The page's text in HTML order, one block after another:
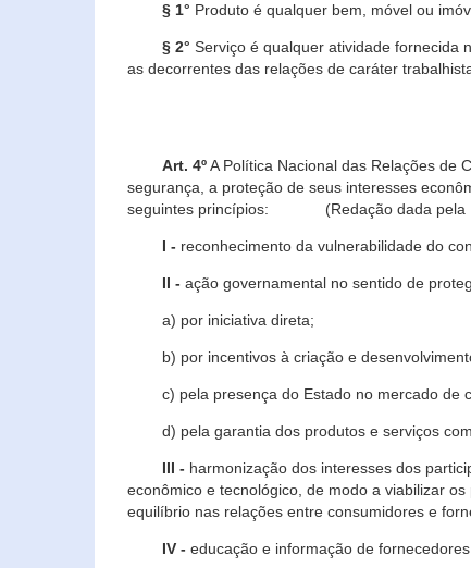
§ 1° Produto é qualquer bem, móvel ou
§ 2° Serviço é qualquer atividade fornecida
as decorrentes das relações de caráter
Art. 4ºA Política Nacional das Relações de
segurança, a proteção de seus interesses
seguintes princípios: (Redação dada pela
I - reconhecimento da vulnerabilidade do
II - ação governamental no sentido de
a) por iniciativa direta;
b) por incentivos à criação e
c) pela presença do Estado no mercado de
d) pela garantia dos produtos e serviços com
III - harmonização dos interesses dos
econômico e tecnológico, de modo a viabilizar
equilíbrio nas relações entre consumidores e
IV - educação e informação de